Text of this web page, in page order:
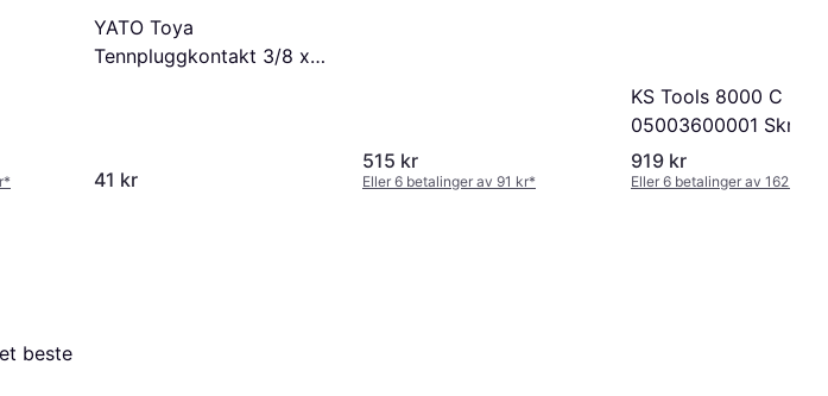
*
YATO Toya
Tennpluggkontakt 3/8 x
41 kr
515 kr
Eller 6 betalinger av 91 kr*
KS Tools 8000 C
05003600001 Skralle
919 kr
Eller 6 betalinger av 162 kr
beste